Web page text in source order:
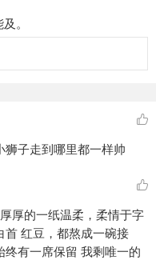
。
狮子走到哪里都一样帅
厚的一纸温柔，柔情于字
首 红豆，都熬成一碗接
终有一席保留 我剩唯一的